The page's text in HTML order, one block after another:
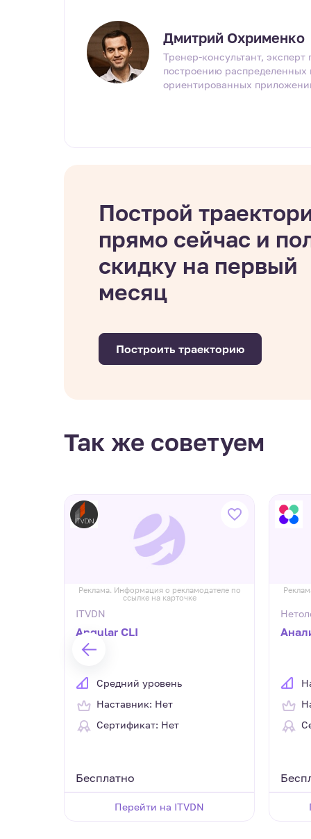
Дмитрий Охрименко
Тренер-консультант, эксперт
построению распределенных
ориентированных
Построй
прямо сейчас и
скидку на первый
месяц
Построить траекторию
Так же советуем
Реклама. Информация о рекламодателе по
ссылке на карточке
ITVDN
Angular CLI
Средний уровень
Наставник: Нет
Сертификат: Нет
Бесплатно
Перейти на ITVDN